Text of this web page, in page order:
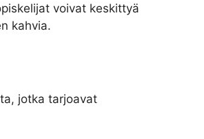
voivat keskittyä
kahvia.
jotka tarjoavat